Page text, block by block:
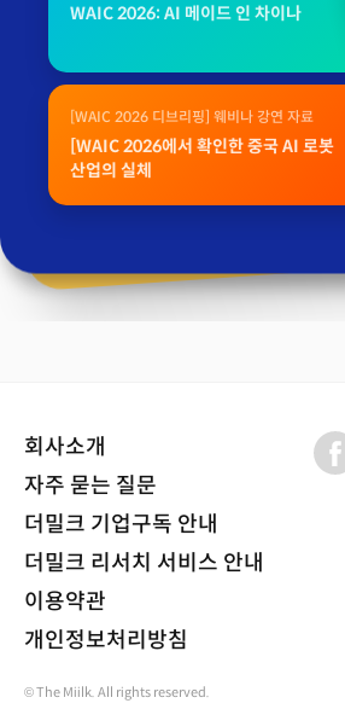
WAIC 2026: AI 메이드 인 차이나
[WAIC 2026 디브리핑] 웨비나 강연 자료
[WAIC 2026에서 확인한 중국 AI 로봇
산업의 실체
회사소개
자주 묻는 질문
더밀크 기업구독 안내
더밀크 리서치 서비스 안내
이용약관
개인정보처리방침
© The Miilk. All rights reserved.